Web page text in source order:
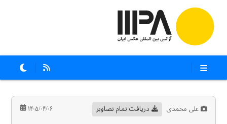
علی محمدی دریافت تمام تصاویر ۱۴۰۵/۰۴/۰۶